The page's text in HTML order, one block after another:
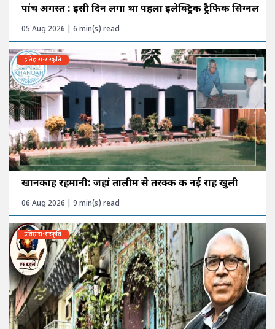
पांच अगस्त : इसी दिन लगा था पहला इलेक्ट्रिक ट्रैफिक सिग्नल
05 Aug 2026 | 6 min(s) read
इतिहास-संस्कृति
खानकाह रहमानी: जहां तालीम से तरक्की की नई राह खुली
06 Aug 2026 | 9 min(s) read
इतिहास-संस्कृति